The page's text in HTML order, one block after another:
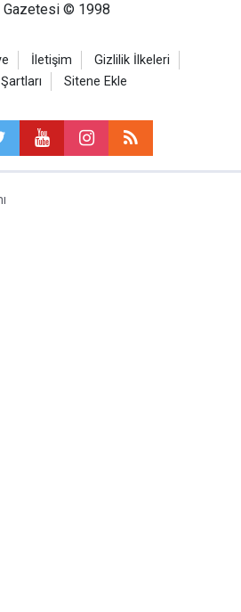
Gazetesi © 1998
İletişim
Gizlilik İlkeleri
Sitene Ekle